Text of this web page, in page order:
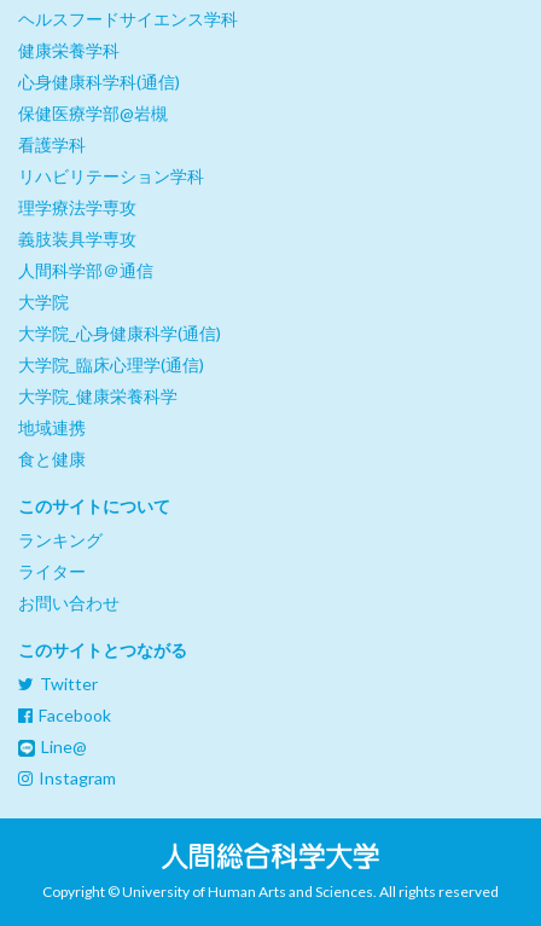
ヘルスフードサイエンス学科
健康栄養学科
心身健康科学科(通信)
保健医療学部@岩槻
看護学科
リハビリテーション学科
理学療法学専攻
義肢装具学専攻
人間科学部＠通信
大学院
大学院_心身健康科学(通信)
大学院_臨床心理学(通信)
大学院_健康栄養科学
地域連携
食と健康
このサイトについて
ランキング
ライター
お問い合わせ
このサイトとつながる
Twitter
Facebook
Line@
Instagram
Copyright © University of Human Arts and Sciences. All rights reserved